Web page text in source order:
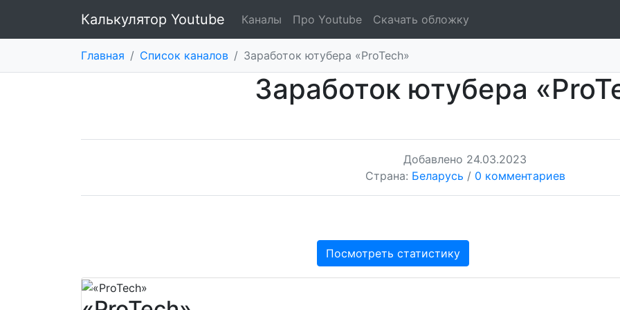
Калькулятор Youtube Каналы Про Youtube Скачать обложку
Главная / Список каналов / Заработок ютубера «ProTech»
Заработок ютубера
Добавлено 24.03.2023
Страна: Беларусь / 0 комментариев
Посмотреть статистику